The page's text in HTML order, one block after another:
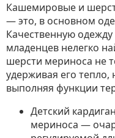
Кашемировые и
— это, в основном
Качественную
младенцев нелегко
шерсти мериноса не
удерживая его
выполняя функции
Детский кардиган
мериноса —